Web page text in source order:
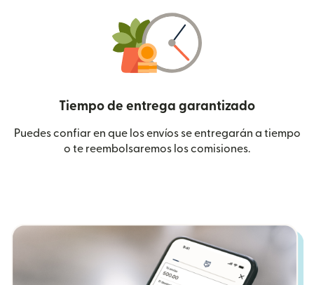
Tiempo de entrega garantizado
Puedes confiar en que los envíos se entregarán a tiempo
o te reembolsaremos los comisiones.